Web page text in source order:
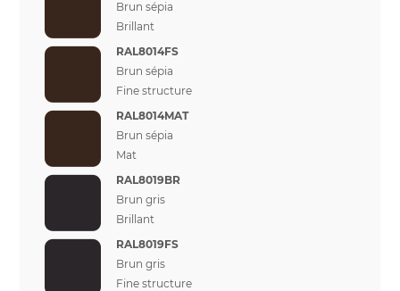
Brun sépia
Brillant
RAL8014FS
Brun sépia
Fine structure
RAL8014MAT
Brun sépia
Mat
RAL8019BR
Brun gris
Brillant
RAL8019FS
Brun gris
Fine structure